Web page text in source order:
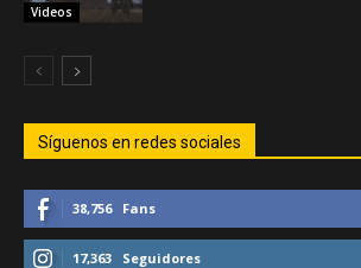
Videos
Síguenos en redes sociales
38,756 Fans
17,363 Seguidores